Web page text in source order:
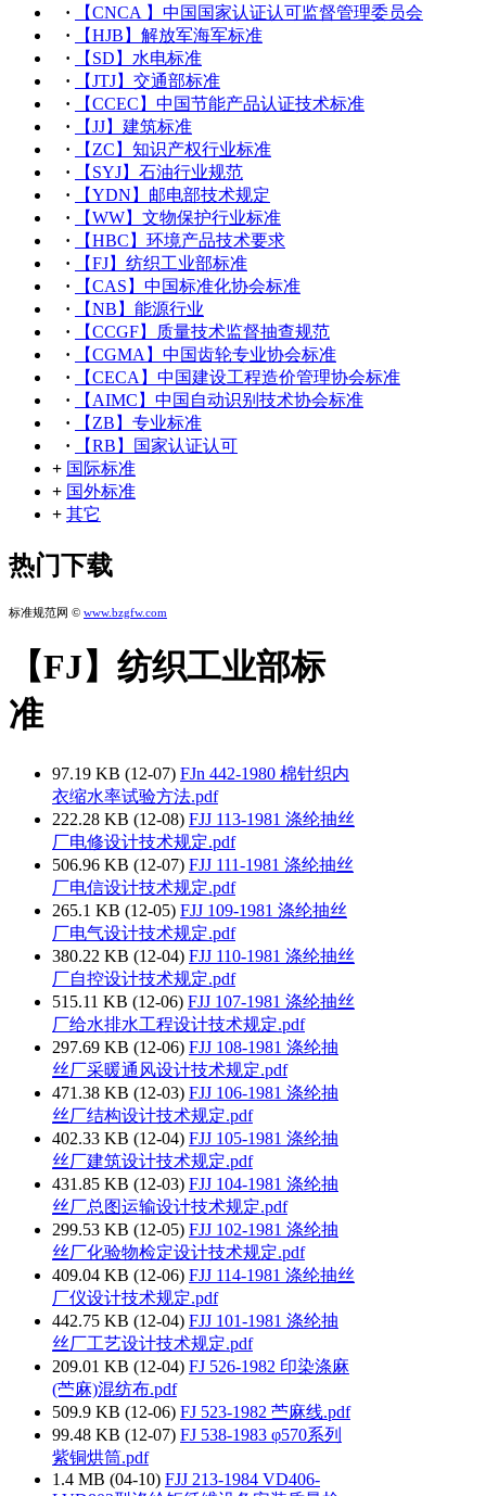
·
【CNCA 】中国国家认证认可监督管理委员会
·
【HJB】解放军海军标准
·
【SD】水电标准
·
【JTJ】交通部标准
·
【CCEC】中国节能产品认证技术标准
·
【JJ】建筑标准
·
【ZC】知识产权行业标准
·
【SYJ】石油行业规范
·
【YDN】邮电部技术规定
·
【WW】文物保护行业标准
·
【HBC】环境产品技术要求
·
【FJ】纺织工业部标准
·
【CAS】中国标准化协会标准
·
【NB】能源行业
·
【CCGF】质量技术监督抽查规范
·
【CGMA】中国齿轮专业协会标准
·
【CECA】中国建设工程造价管理协会标准
·
【AIMC】中国自动识别技术协会标准
·
【ZB】专业标准
·
【RB】国家认证认可
+ 国际标准
+ 国外标准
+ 其它
热门下载
标准规范网 © www.bzgfw.com
【FJ】纺织工业部标
准
97.19 KB (12-07) FJn 442-1980 棉针织内
衣缩水率试验方法.pdf
222.28 KB (12-08) FJJ 113-1981 涤纶抽丝
厂电修设计技术规定.pdf
506.96 KB (12-07) FJJ 111-1981 涤纶抽丝
厂电信设计技术规定.pdf
265.1 KB (12-05) FJJ 109-1981 涤纶抽丝
厂电气设计技术规定.pdf
380.22 KB (12-04) FJJ 110-1981 涤纶抽丝
厂自控设计技术规定.pdf
515.11 KB (12-06) FJJ 107-1981 涤纶抽丝
厂给水排水工程设计技术规定.pdf
297.69 KB (12-06) FJJ 108-1981 涤纶抽
丝厂采暖通风设计技术规定.pdf
471.38 KB (12-03) FJJ 106-1981 涤纶抽
丝厂结构设计技术规定.pdf
402.33 KB (12-04) FJJ 105-1981 涤纶抽
丝厂建筑设计技术规定.pdf
431.85 KB (12-03) FJJ 104-1981 涤纶抽
丝厂总图运输设计技术规定.pdf
299.53 KB (12-05) FJJ 102-1981 涤纶抽
丝厂化验物检定设计技术规定.pdf
409.04 KB (12-06) FJJ 114-1981 涤纶抽丝
厂仪设计技术规定.pdf
442.75 KB (12-04) FJJ 101-1981 涤纶抽
丝厂工艺设计技术规定.pdf
209.01 KB (12-04) FJ 526-1982 印染涤麻
(苎麻)混纺布.pdf
509.9 KB (12-06) FJ 523-1982 苎麻线.pdf
99.48 KB (12-07) FJ 538-1983 φ570系列
紫铜烘筒.pdf
1.4 MB (04-10) FJJ 213-1984 VD406-